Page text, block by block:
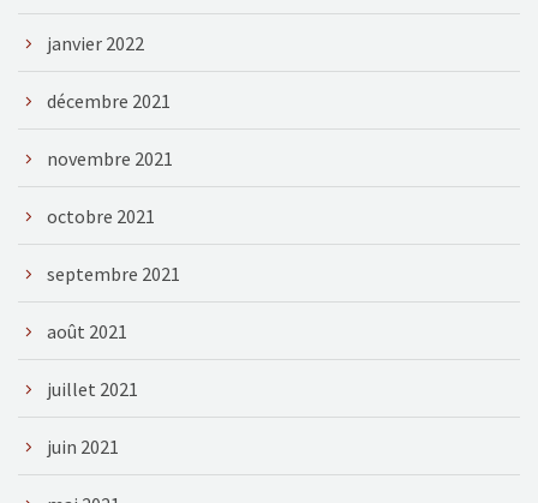
janvier 2022
décembre 2021
novembre 2021
octobre 2021
septembre 2021
août 2021
juillet 2021
juin 2021